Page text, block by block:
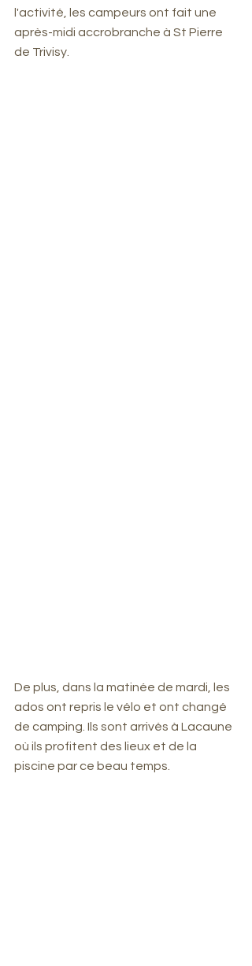
l'activité, les campeurs ont fait une
après-midi accrobranche à St Pierre
de Trivisy.
De plus, dans la matinée de mardi, les
ados ont repris le vélo et ont changé
de camping. Ils sont arrivés à Lacaune
où ils profitent des lieux et de la
piscine par ce beau temps.